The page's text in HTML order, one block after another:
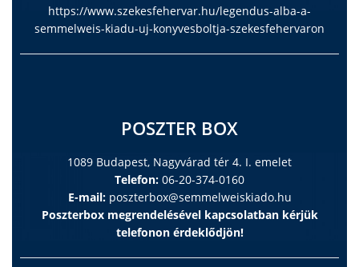
https://www.szekesfehervar.hu/legendus-alba-a-
semmelweis-kiadu-uj-konyvesboltja-szekesfehervaron
POSZTER BOX
1089 Budapest, Nagyvárad tér 4. I. emelet
Telefon: 06-20-374-0160
E-mail: poszterbox@semmelweiskiado.hu
Poszterbox megrendelésével kapcsolatban kérjük
telefonon érdeklődjön!